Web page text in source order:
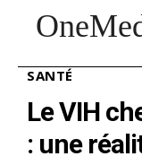
SANTÉ
Le VIH
: une